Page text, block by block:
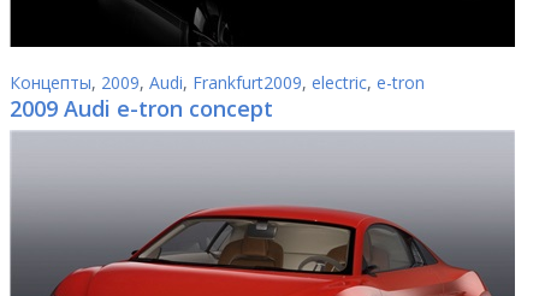
Концепты, 2009, Audi, Frankfurt2009, electric, e-tron
2009 Audi e-tron concept